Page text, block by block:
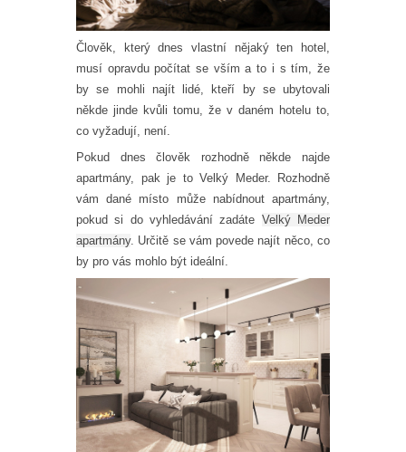
Člověk, který dnes vlastní nějaký ten hotel,
musí opravdu počítat se vším a to i s tím, že
by se mohli najít lidé, kteří by se ubytovali
někde jinde kvůli tomu, že v daném hotelu to,
co vyžadují, není.
Pokud dnes člověk rozhodně někde najde
apartmány, pak je to Velký Meder. Rozhodně
vám dané místo může nabídnout apartmány,
pokud si do vyhledávání zadáte Velký Meder
apartmány. Určitě se vám povede najít něco, co
by pro vás mohlo být ideální.